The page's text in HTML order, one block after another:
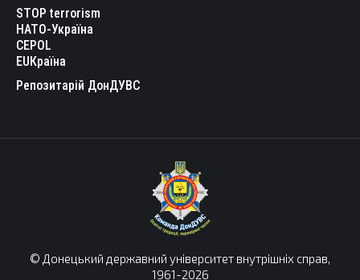
STOP terrorism
НАТО-Україна
CEPOL
EUКраїна
Репозитарій ДонДУВС
© Донецький державний університет внутрішніх справ,
1961-2026